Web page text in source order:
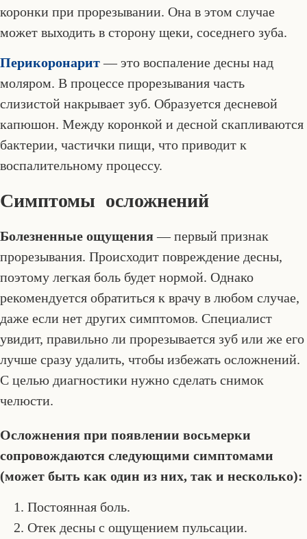
коронки при прорезывании. Она в этом случае
может выходить в сторону щеки, соседнего зуба.
Перикоронарит — это воспаление десны над
моляром. В процессе прорезывания часть
слизистой накрывает зуб. Образуется десневой
капюшон. Между коронкой и десной скапливаются
бактерии, частички пищи, что приводит к
воспалительному процессу.
Симптомы осложнений
Болезненные ощущения— первый признак
прорезывания. Происходит повреждение десны,
поэтому легкая боль будет нормой. Однако
рекомендуется обратиться к врачу в любом случае,
даже если нет других симптомов. Специалист
увидит, правильно ли прорезывается зуб или же его
лучше сразу удалить, чтобы избежать осложнений.
С целью диагностики нужно сделать снимок
челюсти.
Осложнения при появлении восьмерки
сопровождаются следующими симптомами
(может быть как один из них, так и несколько):
Постоянная боль.
Отек десны с ощущением пульсации.